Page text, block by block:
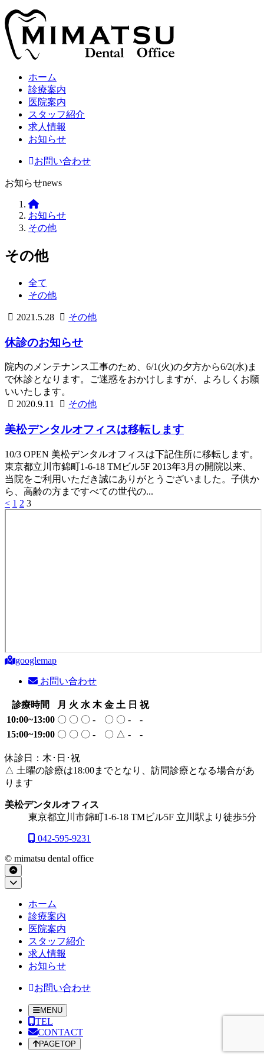
ホーム
診療案内
医院案内
スタッフ紹介
求人情報
お知らせ
お問い合わせ
お知らせnews
美
松
デ
タ
オ
フ
ス
お知らせ
その他
その他
全て
その他
2021.5.28 その他美
タ
ル
フ
ス
休診のお知らせ
院内のメンテナンス工事のため、6/1(火)の夕方から6/2(水)ま
で休診となります。ご迷惑をおかけしますが、よろしくお願
いいたします。
2020.9.11
その他2023.3.15
美
デ
タ
ル
オ
フ
美松デンタルオフィスは移転します
10/3 OPEN 美松デンタルオフィスは下記住所に移転します。
東京都立川市錦町1-6-18 TMビル5F 2013年3月の開院以来、
当院をご利用いただき誠にありがとうございました。子供か
ら、高齢の方まですべての世代の...
投
< 1 2 3
googlemap
お問い合わせ
診療時間 月 火 水 木 金 土 日 祝
10:00~13:00 〇 〇 〇 - 〇 〇 -
-
15:00~19:00 〇 〇 〇 - 〇 △ - -
休診日：木･日･祝
△ 土曜の診療は18:00までとなり、訪問診療となる場合があ
ります
美松デンタルオフィス
東京都立川市錦町1-6-18 TMビル5F 立川駅より徒歩5分
042-595-9231
© mimatsu dental office
ペ
ー
ジ
ト
閉
ホーム
診療案内
医院案内
スタッフ紹介
求人情報
お知らせ
お問い合わせ
MENU
TEL
CONTACT
PAGETOP